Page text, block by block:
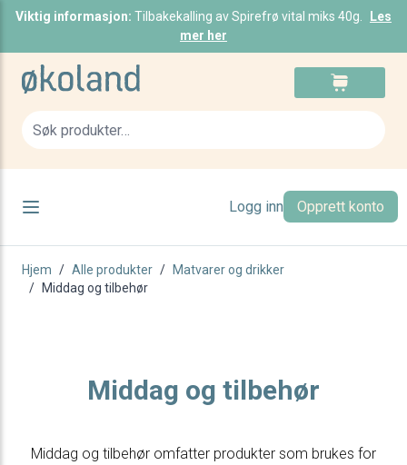
Viktig informasjon: Tilbakekalling av Spirefrø vital miks 40g.
Les
mer her
Skip to Content
Logg inn Opprett konto
Hjem / Alle produkter /
Matvarer og drikker
/
Middag og tilbehør
Middag og tilbehør
Middag og tilbehør omfatter produkter som brukes for